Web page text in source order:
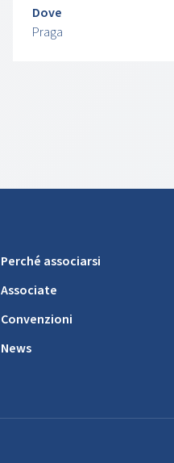
Dove
Praga
Perché associarsi
Associate
Convenzioni
News